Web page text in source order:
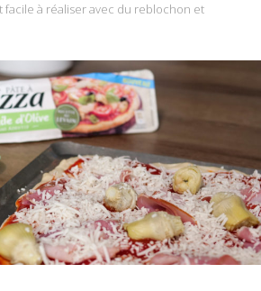
facile à réaliser avec du reblochon et